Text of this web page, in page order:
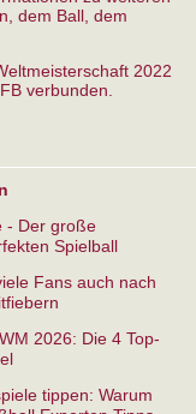
dem Ball, dem
2022
verbunden.
- Der große
Spielball
Fans auch nach
2026: Die 4 Top-
tippen: Warum